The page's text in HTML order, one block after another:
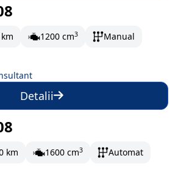
1200 cm3
Manual
Detalii
km 1600 cm3
Automat